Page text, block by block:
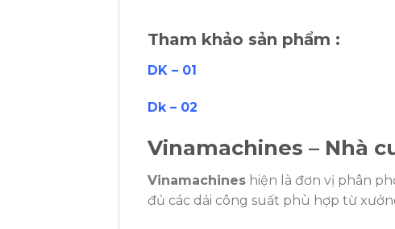
Tham khảo sản phẩm :
DK – 01
Dk – 02
Vinamachines – Nhà
Vinamachines hiện là đơn vị phân
đủ các dải công suất phù hợp từ